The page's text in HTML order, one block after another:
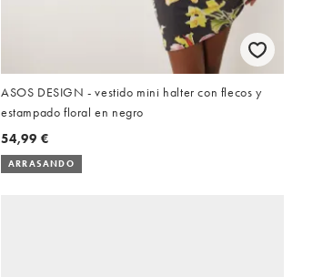
ASOS DESIGN - vestido mini halter con flecos y
estampado floral en negro
54,99 €
ARRASANDO